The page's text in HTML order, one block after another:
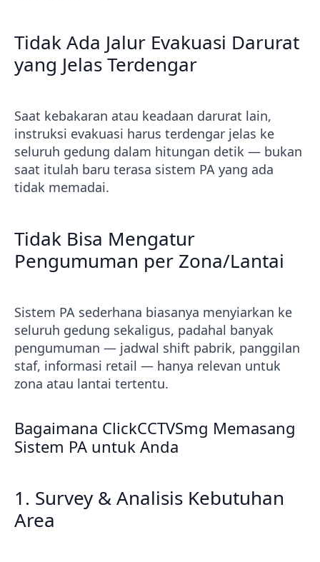
Tidak Ada Jalur Evakuasi Darurat
yang Jelas Terdengar
Saat kebakaran atau keadaan darurat lain,
instruksi evakuasi harus terdengar jelas ke
seluruh gedung dalam hitungan detik — bukan
saat itulah baru terasa sistem PA yang ada
tidak memadai.
Tidak Bisa Mengatur
Pengumuman per Zona/Lantai
Sistem PA sederhana biasanya menyiarkan ke
seluruh gedung sekaligus, padahal banyak
pengumuman — jadwal shift pabrik, panggilan
staf, informasi retail — hanya relevan untuk
zona atau lantai tertentu.
Bagaimana ClickCCTVSmg Memasang
Sistem PA untuk Anda
1. Survey & Analisis Kebutuhan
Area